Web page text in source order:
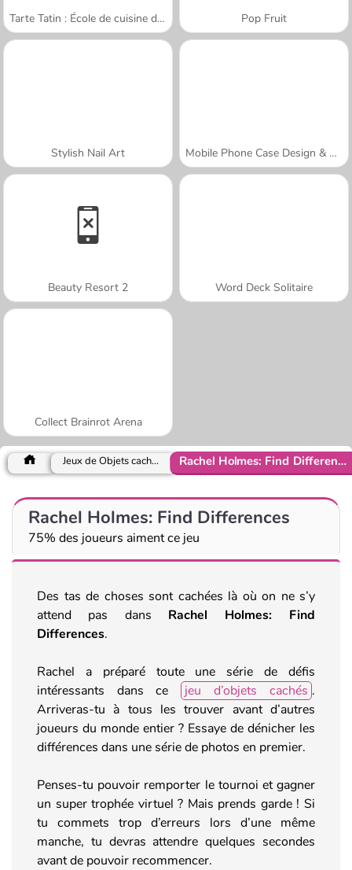
Tarte Tatin : École de cuisine de Sara Pop Fruit
Stylish Nail Art Mobile Phone Case Design & DIY
Beauty Resort 2 Word Deck Solitaire
Collect Brainrot Arena
Jeux de Objets cachés Rachel Holmes: Find Differences
Rachel Holmes: Find Differences
75% des joueurs aiment ce jeu
Des tas de choses sont cachées là où on ne s’y
attend pas dans Rachel Holmes: Find
Differences.
Rachel a préparé toute une série de défis
intéressants dans ce
jeu d’objets cachés .
Arriveras-tu à tous les trouver avant d’autres
joueurs du monde entier ? Essaye de dénicher les
différences dans une série de photos en premier.
Penses-tu pouvoir remporter le tournoi et gagner
un super trophée virtuel ? Mais prends garde ! Si
tu commets trop d’erreurs lors d’une même
manche, tu devras attendre quelques secondes
avant de pouvoir recommencer.